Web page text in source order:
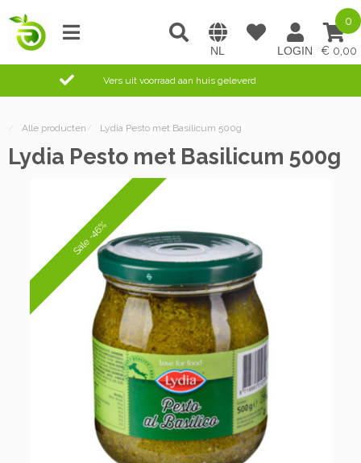
0,00
0
Vers uit voorraad aan huis geleverd
/ Alle producten / Lydia Pesto met Basilicum 500g
Lydia Pesto met Basilicum 500g
Sale -46%